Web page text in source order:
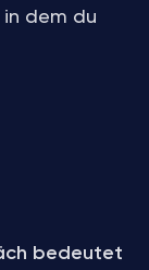
dem du
bedeutet